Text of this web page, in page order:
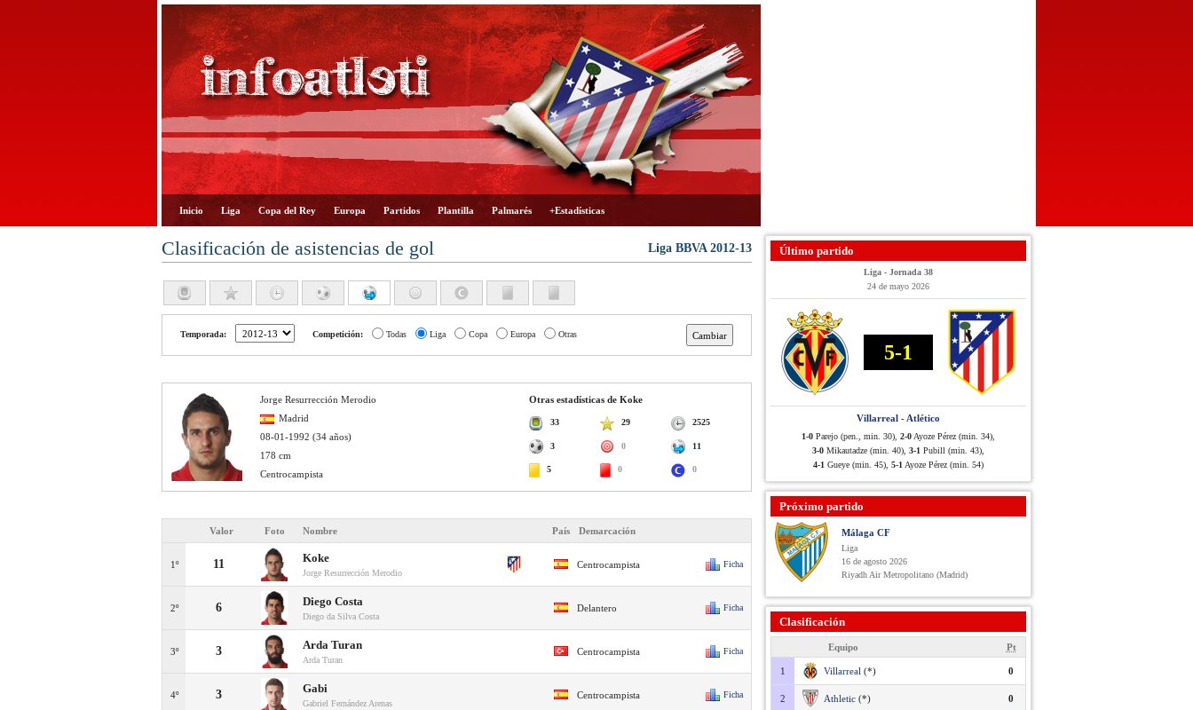
Inicio Liga Copa del Rey Europa Partidos Plantilla Palmarés +Estadísticas
Clasificación de asistencias de gol Liga BBVA 2012-13
Temporada: Competición: Todas Liga Copa Europa Otras
Otras estadísticas de Koke
33 29 2525
3 0 11
5 0 0
Jorge Resurrección Merodio
Madrid
08-01-1992 (34 años)
178 cm
Centrocampista
Valor Foto Nombre País Demarcación
1º 11 Koke
Jorge Resurrección Merodio
Centrocampista Ficha
2º 6 Diego Costa
Diego da Silva Costa
Delantero Ficha
3º 3 Arda Turan
Arda Turan
Centrocampista Ficha
4º 3 Gabi
Gabriel Fernández Arenas
Centrocampista Ficha
Último partido
Liga - Jornada 38
24 de mayo 2026
5-1
Villarreal - Atlético
1-0 Parejo (pen., min. 30), 2-0 Ayoze Pérez (min. 34),
3-0 Mikautadze (min. 40), 3-1 Pubill (min. 43),
4-1 Gueye (min. 45), 5-1 Ayoze Pérez (min. 54)
Próximo partido
Málaga CF
Liga
16 de agosto 2026
Riyadh Air Metropolitano (Madrid)
Clasificación
Equipo Pt
1 Villarreal (*) 0
2 Athletic (*) 0